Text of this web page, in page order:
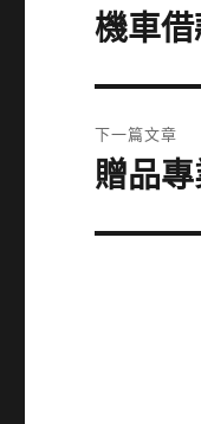
章
上
篇
文
章:
機車
下一篇文章
下
篇
贈品